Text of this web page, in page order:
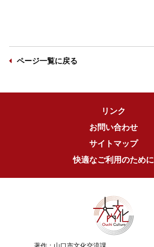
ページ一覧に戻る
リンク
お問い合わせ
サイトマップ
快適なご利用のために
著作：山口市文化交流課